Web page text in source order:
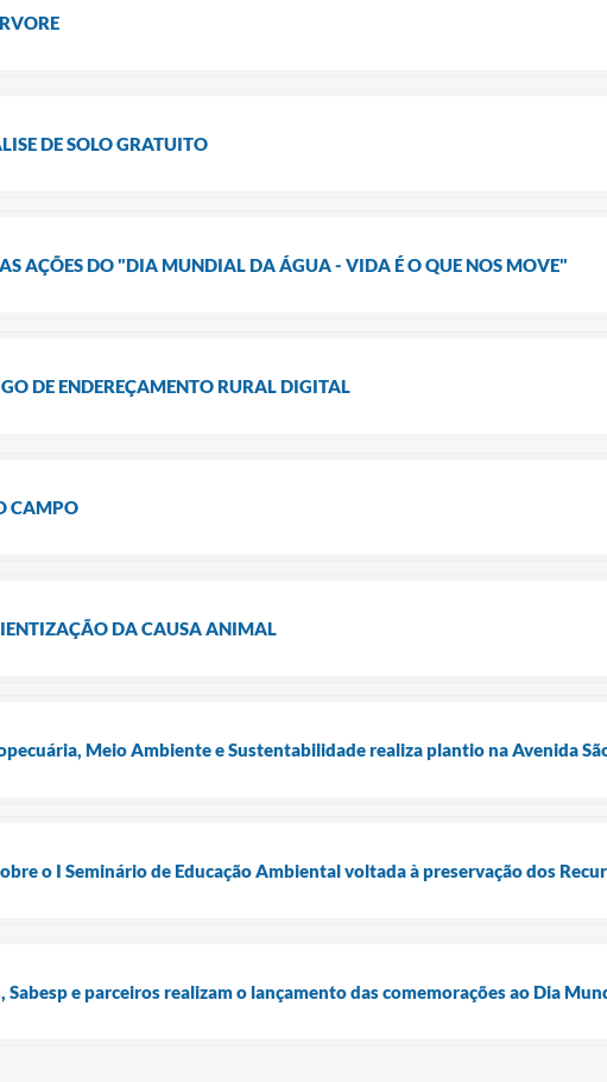
DE SOLO GRATUITO
AÇÕES DO "DIA MUNDIAL DA ÁGUA - VIDA É O QUE NOS MOVE"
DE ENDEREÇAMENTO RURAL DIGITAL
CAMPO
DA CAUSA ANIMAL
Meio Ambiente e Sustentabilidade realiza plantio na Avenida
o I Seminário de Educação Ambiental voltada à preservação dos
Sabesp e parceiros realizam o lançamento das comemorações ao Dia